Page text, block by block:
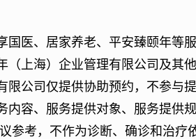
、居家养老、平安臻颐年等服
（上海）企业管理有限公司及其
限公司仅提供协助预约，不参与
内容、服务提供对象、服务提供
参考，不作为诊断、确诊和治疗